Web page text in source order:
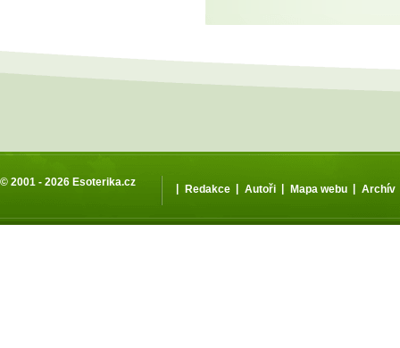
© 2001 - 2026 Esoterika.cz
Redakce Autoři Mapa webu Archív